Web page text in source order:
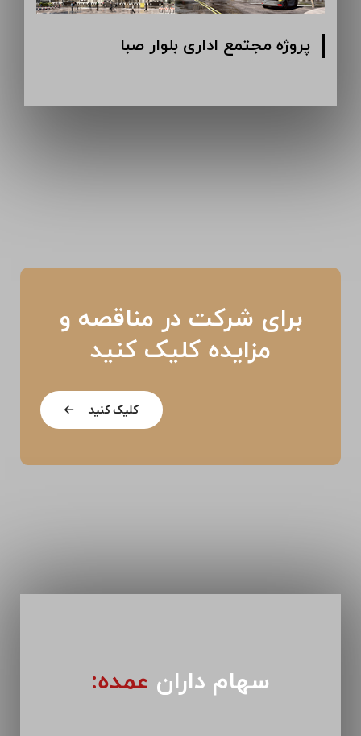
پروژه مجتمع اداری بلوار صبا
برای شرکت در مناقصه و
مزایده کلیک کنید
کلیک کنید
سهام داران عمده: